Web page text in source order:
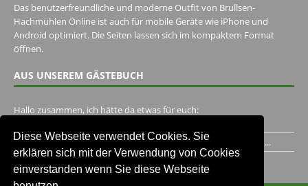
Diese Webseite verwendet Cookies. Sie
erklären sich mit der Verwendung von Cookies
einverstanden wenn Sie diese Webseite
Das benutzerfreundliche und moderne Outfit von Brullsen-
Hachmühlen Online ist auch für mobile Geräte wie iPhone und
Android optimiert. Die Seiten lassen sich im kompaktem Format
öffnen.
AUS UNSEREM GÄSTEBUCH
Hallo zusammen, ich hätte da etwas für euch:
Ich habe ein Jahr im Gasthaus Hugo Pape verbracht..Habe ihn...
Unser Gästebuch besuchen